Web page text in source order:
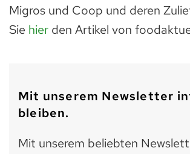
Migros und Coop und deren
Sie hier den Artikel von
Mit unserem Newsletter
bleiben.
Mit unserem beliebten